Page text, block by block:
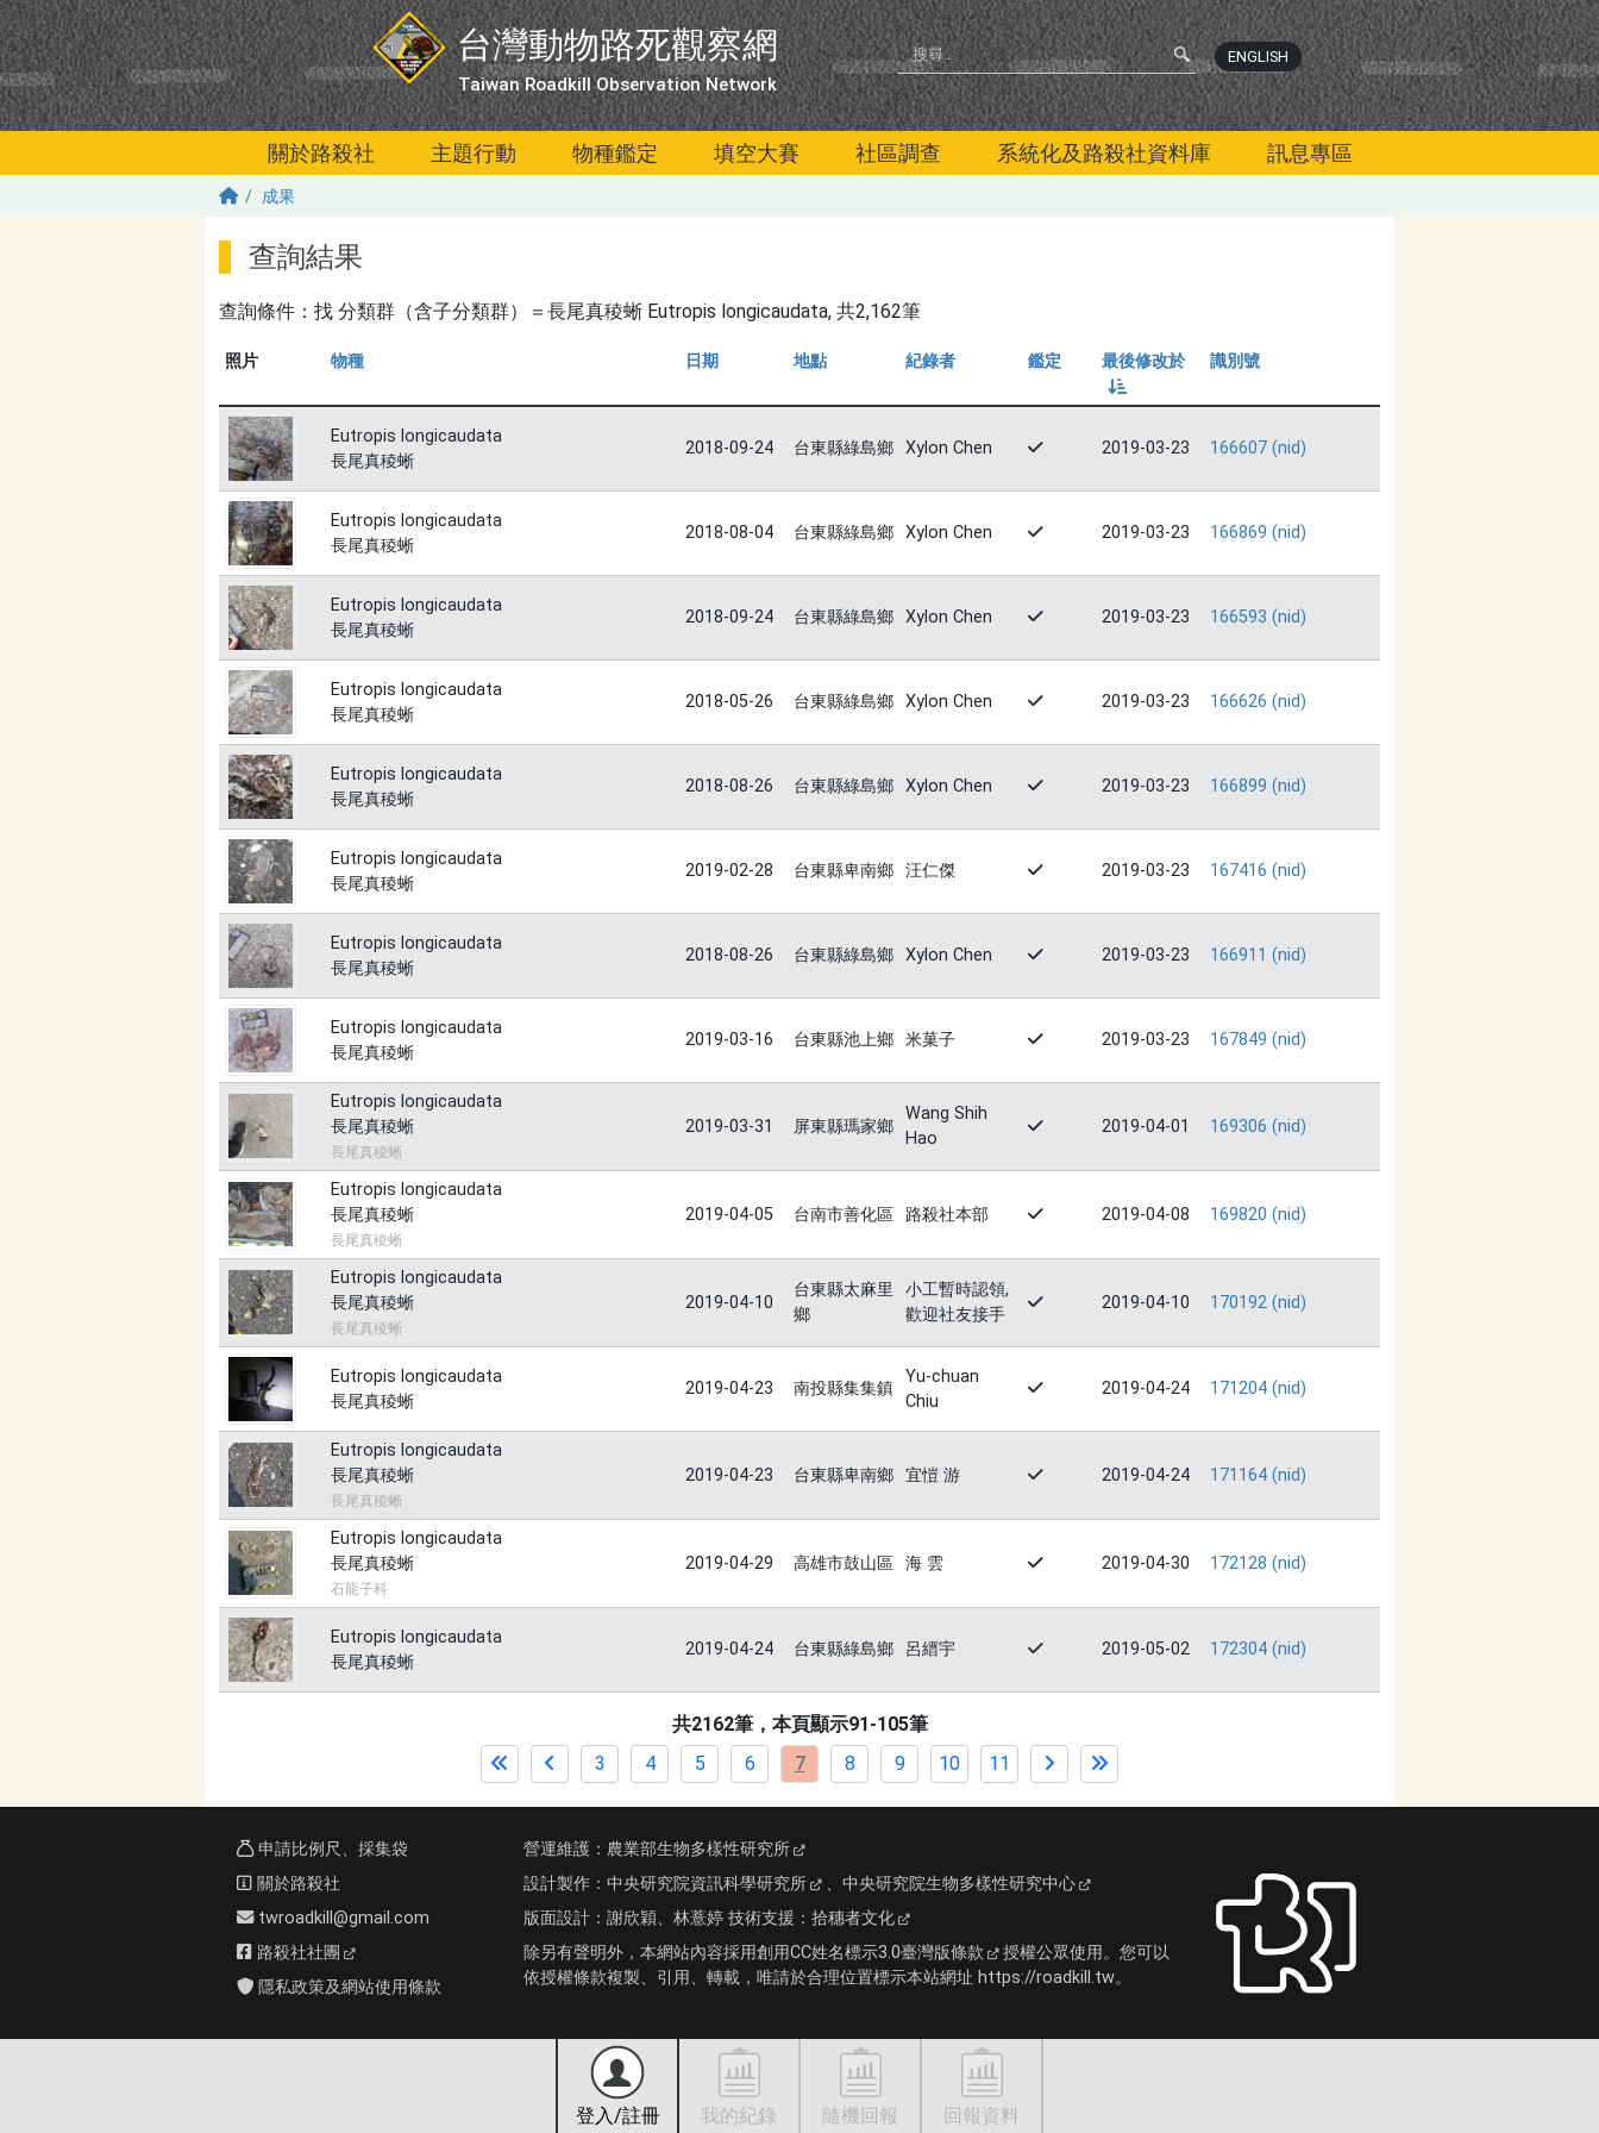
移至主內容
台灣動物路死觀察網
Taiwan Roadkill Observation Network
ENGLISH
關於路殺社 主題行動 物種鑑定 填空大賽 社區調查 系統化及路殺社資料庫 訊息專區
成果
查詢結果
查詢條件：找 分類群（含子分類群）＝長尾真稜蜥 Eutropis longicaudata, 共2,162筆
照片 物種 日期 地點 紀錄者 鑑定 最後修改於
由小到大
識別號
Eutropis longicaudata
長尾真稜蜥
2018-09-24 台東縣綠島鄉 Xylon Chen 2019-03-23 166607 (nid)
Eutropis longicaudata
長尾真稜蜥
2018-08-04 台東縣綠島鄉 Xylon Chen 2019-03-23 166869 (nid)
Eutropis longicaudata
長尾真稜蜥
2018-09-24 台東縣綠島鄉 Xylon Chen 2019-03-23 166593 (nid)
Eutropis longicaudata
長尾真稜蜥
2018-05-26 台東縣綠島鄉 Xylon Chen 2019-03-23 166626 (nid)
Eutropis longicaudata
長尾真稜蜥
2018-08-26 台東縣綠島鄉 Xylon Chen 2019-03-23 166899 (nid)
Eutropis longicaudata
長尾真稜蜥
2019-02-28 台東縣卑南鄉 汪仁傑 2019-03-23 167416 (nid)
Eutropis longicaudata
長尾真稜蜥
2018-08-26 台東縣綠島鄉 Xylon Chen 2019-03-23 166911 (nid)
Eutropis longicaudata
長尾真稜蜥
2019-03-16 台東縣池上鄉 米菓子 2019-03-23 167849 (nid)
Eutropis longicaudata
長尾真稜蜥
長尾真稜蜥
2019-03-31 屏東縣瑪家鄉
Wang Shih
Hao
2019-04-01 169306 (nid)
Eutropis longicaudata
長尾真稜蜥
長尾真稜蜥
2019-04-05 台南市善化區 路殺社本部 2019-04-08 169820 (nid)
Eutropis longicaudata
長尾真稜蜥
長尾真稜蜥
2019-04-10
台東縣太麻里
鄉
小工暫時認領,
歡迎社友接手
2019-04-10 170192 (nid)
Eutropis longicaudata
長尾真稜蜥
2019-04-23 南投縣集集鎮
Yu-chuan
Chiu
2019-04-24 171204 (nid)
Eutropis longicaudata
長尾真稜蜥
長尾真稜蜥
2019-04-23 台東縣卑南鄉 宜愷 游 2019-04-24 171164 (nid)
Eutropis longicaudata
長尾真稜蜥
石龍子科
2019-04-29 高雄市鼓山區 海 雲 2019-04-30 172128 (nid)
Eutropis longicaudata
長尾真稜蜥
2019-04-24 台東縣綠島鄉 呂縉宇 2019-05-02 172304 (nid)
共2162筆，本頁顯示91-105筆
3
4 5 6 7 8 9 10 11
登入/註冊 我的紀錄 隨機回報 回報資料
申請比例尺、採集袋
關於路殺社
twroadkill@gmail.com
路殺社社團
隱私政策及網站使用條款
營運維護： 農業部生物多樣性研究所
設計製作： 中央研究院資訊科學研究所 、 中央研究院生物多樣性研究中心
版面設計： 謝欣穎、林薏婷 技術支援： 拾穗者文化
除另有聲明外，本網站內容採用創用CC姓名標示3.0臺灣版條款
授權公眾使用。您可以
依授權條款複製、引用、轉載，唯請於合理位置標示本站網址 https://roadkill.tw。